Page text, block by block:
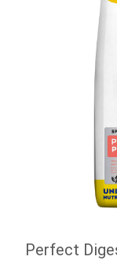
Perfect